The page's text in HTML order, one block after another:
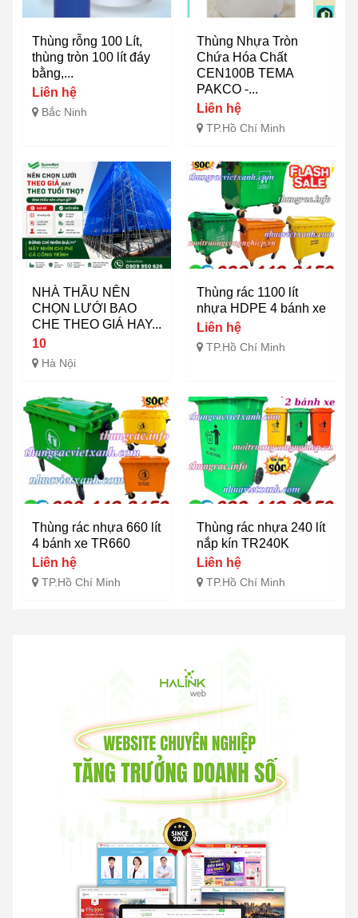
Thùng rỗng 100 Lít,
thùng tròn 100 lít đáy
bằng,...
Liên hệ
Bắc Ninh
Thùng Nhựa Tròn
Chứa Hóa Chất
CEN100B TEMA
PAKCO -...
Liên hệ
TP.Hồ Chí Minh
NHÀ THẦU NÊN
CHỌN LƯỚI BAO
CHE THEO GIÁ HAY...
10
Hà Nội
Thùng rác 1100 lít
nhựa HDPE 4 bánh xe
Liên hệ
TP.Hồ Chí Minh
Thùng rác nhựa 660 lít
4 bánh xe TR660
Liên hệ
TP.Hồ Chí Minh
Thùng rác nhựa 240 lít
nắp kín TR240K
Liên hệ
TP.Hồ Chí Minh